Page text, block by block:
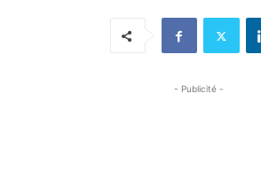
- Publicité -